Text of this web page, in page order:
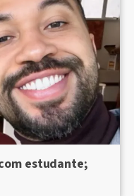
estudante;